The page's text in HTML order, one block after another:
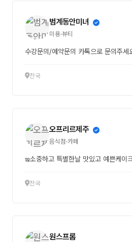
범계동안미녀
미용·뷰티
수강문의/예약문의 카톡으로 문의주세
전국
오프리르제주
음식점·카페
ఇ소중하고 특별한날 맛있고 예쁜케이
전국
원스프롬